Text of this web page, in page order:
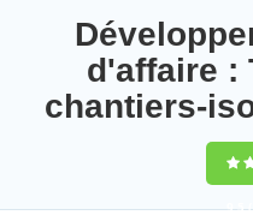
d'affaire :
chantiers-
9,5